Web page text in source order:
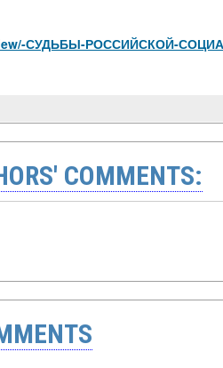
СУДЬБЫ-РОССИЙСКОЙ-
COMMENTS: